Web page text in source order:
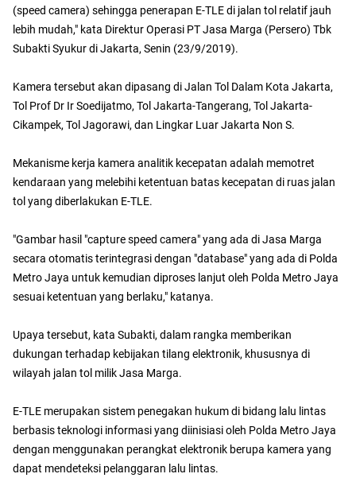
(speed camera) sehingga penerapan E-TLE di jalan tol relatif jauh
lebih mudah," kata Direktur Operasi PT Jasa Marga (Persero) Tbk
Subakti Syukur di Jakarta, Senin (23/9/2019).
Kamera tersebut akan dipasang di Jalan Tol Dalam Kota Jakarta,
Tol Prof Dr Ir Soedijatmo, Tol Jakarta-Tangerang, Tol Jakarta-
Cikampek, Tol Jagorawi, dan Lingkar Luar Jakarta Non S.
Mekanisme kerja kamera analitik kecepatan adalah memotret
kendaraan yang melebihi ketentuan batas kecepatan di ruas jalan
tol yang diberlakukan E-TLE.
"Gambar hasil "capture speed camera" yang ada di Jasa Marga
secara otomatis terintegrasi dengan "database" yang ada di Polda
Metro Jaya untuk kemudian diproses lanjut oleh Polda Metro Jaya
sesuai ketentuan yang berlaku," katanya.
Upaya tersebut, kata Subakti, dalam rangka memberikan
dukungan terhadap kebijakan tilang elektronik, khususnya di
wilayah jalan tol milik Jasa Marga.
E-TLE merupakan sistem penegakan hukum di bidang lalu lintas
berbasis teknologi informasi yang diinisiasi oleh Polda Metro Jaya
dengan menggunakan perangkat elektronik berupa kamera yang
dapat mendeteksi pelanggaran lalu lintas.